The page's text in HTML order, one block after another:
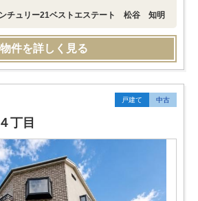
チュリー21ベストエステート 松谷 知明
物件を詳しく見る
戸建て 中古
丁目